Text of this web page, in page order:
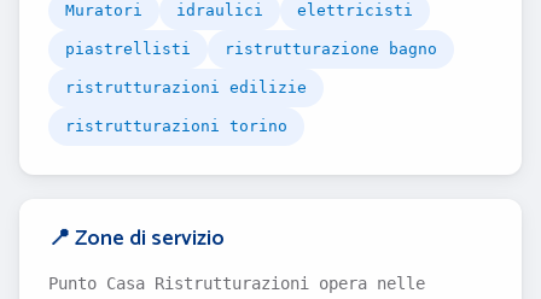
Muratori idraulici elettricisti
piastrellisti ristrutturazione bagno
ristrutturazioni edilizie
ristrutturazioni torino
📍 Zone di servizio
Punto Casa Ristrutturazioni opera nelle